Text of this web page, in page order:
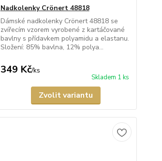
Nadkolenky Crönert 48818
Dámské nadkolenky Crönert 48818 se
zvířecím vzorem vyrobené z kartáčované
bavlny s přídavkem polyamidu a elastanu.
Složení: 85% bavlna, 12% polya...
349 Kč/ks
Skladem 1 ks
Zvolit variantu